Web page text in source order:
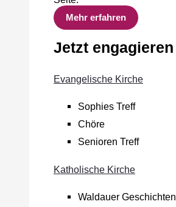
Mehr erfahren
Jetzt engagieren
Evangelische Kirche
Sophies Treff
Chöre
Senioren Treff
Katholische Kirche
Waldauer Geschichten